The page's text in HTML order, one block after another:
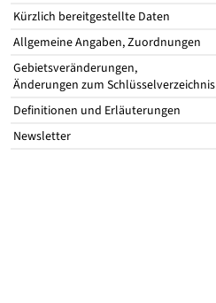
Kürzlich bereitgestellte Daten
Allgemeine Angaben, Zuordnungen
Gebietsveränderungen,
Änderungen zum Schlüsselverzeichnis
Definitionen und Erläuterungen
Newsletter